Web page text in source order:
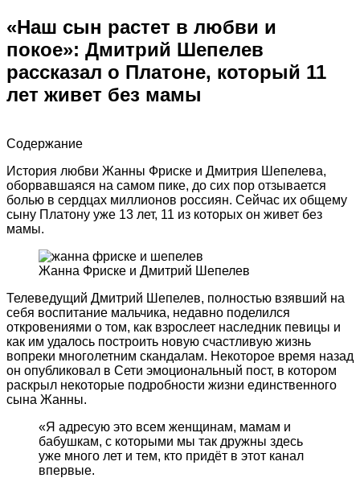
«Наш сын растет в любви и
покое»: Дмитрий Шепелев
рассказал о Платоне, который 11
лет живет без мамы
Содержание
История любви Жанны Фриске и Дмитрия Шепелева,
оборвавшаяся на самом пике, до сих пор отзывается
болью в сердцах миллионов россиян. Сейчас их общему
сыну Платону уже 13 лет, 11 из которых он живет без
мамы.
Жанна Фриске и Дмитрий Шепелев
Телеведущий Дмитрий Шепелев, полностью взявший на
себя воспитание мальчика, недавно поделился
откровениями о том, как взрослеет наследник певицы и
как им удалось построить новую счастливую жизнь
вопреки многолетним скандалам. Некоторое время назад
он опубликовал в Сети эмоциональный пост, в котором
раскрыл некоторые подробности жизни единственного
сына Жанны.
«Я адресую это всем женщинам, мамам и
бабушкам, с которыми мы так дружны здесь
уже много лет и тем, кто придёт в этот канал
впервые.